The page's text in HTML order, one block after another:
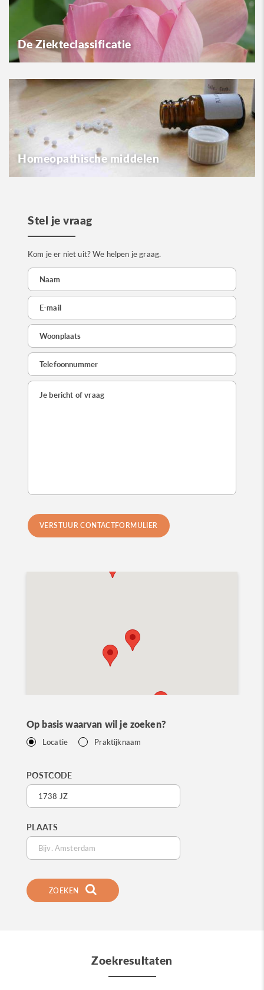
De Ziekteclassificatie
Homeopathische middelen
Stel je vraag
Kom je er niet uit? We helpen je graag.
Op basis waarvan wil je zoeken?
Locatie Praktijknaam
POSTCODE
PLAATS
ZOEKEN
Zoekresultaten